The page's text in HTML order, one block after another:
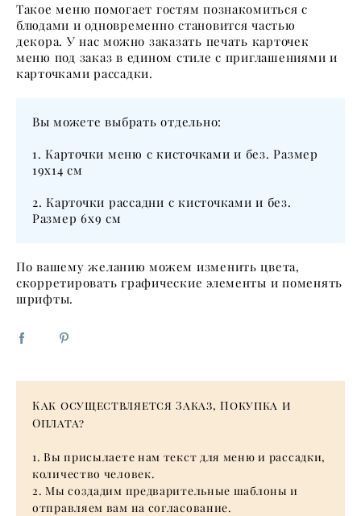
Такое меню помогает гостям познакомиться с
блюдами и одновременно становится частью
декора. У нас можно заказать печать карточек
меню под заказ в едином стиле с приглашениями и
карточками рассадки.
Вы можете выбрать отдельно:
1. Карточки меню с кисточками и без. Размер
19х14 см
2. Карточки рассадни с кисточками и без.
Размер 6х9 см
По вашему желанию можем изменить цвета,
скорретировать графические элементы и поменять
шрифты.
Как осуществляется Заказ, Покупка и
Оплата?
1. Вы присылаете нам текст для меню и рассадки,
количество человек.
2. Мы создадим предварительные шаблоны и
отправляем вам на согласование.